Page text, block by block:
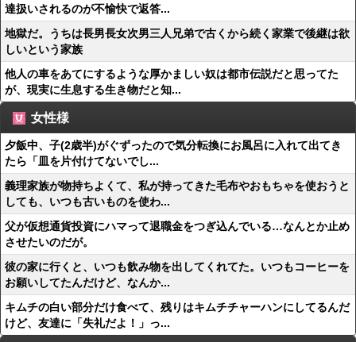
達扱いされるのが不愉快で返答...
地獄だ。うちは長男長女次男三人兄弟で古くから続く家業で後継は欲
しいという家族
他人の車をあてにするような厚かましい奴は都市伝説だと思ってた
が、現実に生息する生き物だと知...
女性様
夕飯中、子(2歳半)がぐずったので気分転換にお風呂に入れて出てき
たら「皿を片付けてないでし...
義理家族が物持ちよくて、私が持ってきた毛布やおもちゃを使おうと
しても、いつも古いものを使わ...
父が仮想通貨投資にハマって退職金をつぎ込んでいる…なんとか止め
させたいのだが。
彼の家に行くと、いつも飲み物を出してくれてた。いつもコーヒーを
お願いしてたんだけど、なんか...
キムチの白い部分だけ食べて、残りはキムチチャーハンにしてるんだ
けど、友達に「失礼だよ！」っ...